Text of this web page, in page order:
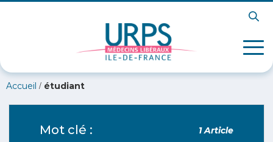
Accueil / étudiant
Mot clé : 1 Article